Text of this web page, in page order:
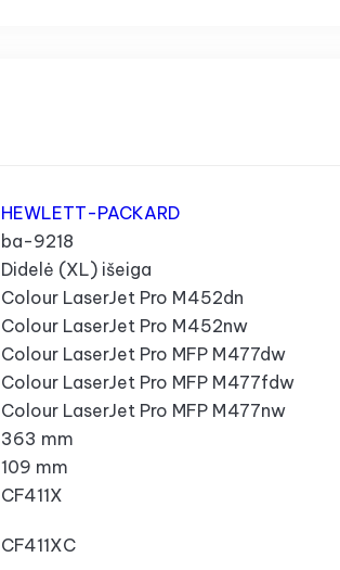
HEWLETT-PACKARD
ba-9218
Didelė (XL) išeiga
Colour LaserJet Pro M452dn
Colour LaserJet Pro M452nw
Colour LaserJet Pro MFP M477dw
Colour LaserJet Pro MFP M477fdw
Colour LaserJet Pro MFP M477nw
363 mm
109 mm
CF411X
CF411XC